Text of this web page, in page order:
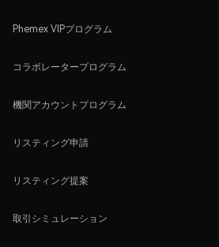
Phemex VIPプログラム
コラボレータープログラム
機関アカウントプログラム
リスティング申請
リスティング提案
取引シミュレーション